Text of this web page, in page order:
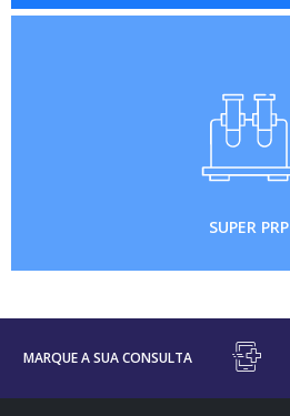
SUPER PRP
MARQUE A SUA CONSULTA